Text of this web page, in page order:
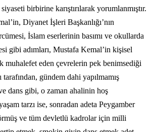
birbirine karıştırılarak yorumlanmıştır.
Diyanet İşleri Başkanlığı’nın
İslam eserlerinin basımı ve okullarda
gibi adımları, Mustafa Kemal’in kişisel
muhalefet eden çevrelerin pek benimsediği
tarafından, gündem dahi yapılmamış
dans gibi, o zaman ahalinin hoş
tarzı ise, sonradan adeta Peygamber
ve tüm devletlü kadrolar için milli